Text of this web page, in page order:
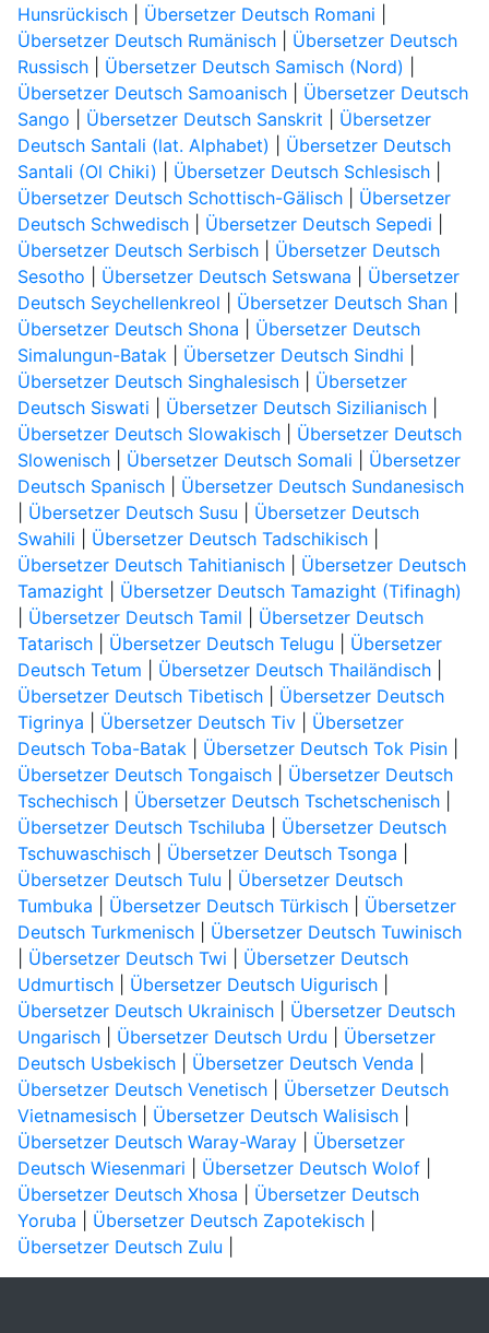
Hunsrückisch| Übersetzer Deutsch Romani
Übersetzer Deutsch Rumänisch| Übersetzer Deutsch
Russisch| Übersetzer Deutsch Samisch (Nord)
Übersetzer Deutsch Samoanisch| Übersetzer Deutsch
Sango
Übersetzer Deutsch Sanskrit
Übersetzer
Deutsch Santali (lat. Alphabet)
Übersetzer Deutsch
Santali (Ol Chiki)
Übersetzer Deutsch Schlesisch|
Übersetzer Deutsch Schottisch-Gälisch| Übersetzer
Deutsch Schwedisch| Übersetzer Deutsch Sepedi
Übersetzer Deutsch Serbisch| Übersetzer Deutsch
Sesotho
Übersetzer Deutsch Setswana
Übersetzer
Deutsch Seychellenkreol
Übersetzer Deutsch Shan|
Übersetzer Deutsch Shona
Übersetzer Deutsch
Simalungun-Batak| Übersetzer Deutsch Sindhi
Übersetzer Deutsch Singhalesisch| Übersetzer
Deutsch Siswati
Übersetzer Deutsch Sizilianisch|
Übersetzer Deutsch Slowakisch| Übersetzer Deutsch
Slowenisch| Übersetzer Deutsch Somali
Übersetzer
Deutsch Spanisch| Übersetzer Deutsch Sundanesisch
Übersetzer Deutsch Susu
Übersetzer Deutsch
Swahili
Übersetzer Deutsch Tadschikisch|
Übersetzer Deutsch Tahitianisch| Übersetzer Deutsch
Tamazight
Übersetzer Deutsch Tamazight (Tifinagh)
Übersetzer Deutsch Tamil
Übersetzer Deutsch
Tatarisch| Übersetzer Deutsch Telugu
Übersetzer
Deutsch Tetum
Übersetzer Deutsch Thailändisch|
Übersetzer Deutsch Tibetisch| Übersetzer Deutsch
Tigrinya
Übersetzer Deutsch Tiv| Übersetzer
Deutsch Toba-Batak| Übersetzer Deutsch Tok Pisin|
Übersetzer Deutsch Tongaisch| Übersetzer Deutsch
Tschechisch| Übersetzer Deutsch Tschetschenisch|
Übersetzer Deutsch Tschiluba
Übersetzer Deutsch
Tschuwaschisch| Übersetzer Deutsch Tsonga
Übersetzer Deutsch Tulu
Übersetzer Deutsch
Tumbuka
Übersetzer Deutsch Türkisch| Übersetzer
Deutsch Turkmenisch| Übersetzer Deutsch Tuwinisch
Übersetzer Deutsch Twi
Übersetzer Deutsch
Udmurtisch| Übersetzer Deutsch Uigurisch|
Übersetzer Deutsch Ukrainisch| Übersetzer Deutsch
Ungarisch| Übersetzer Deutsch Urdu
Übersetzer
Deutsch Usbekisch| Übersetzer Deutsch Venda
Übersetzer Deutsch Venetisch| Übersetzer Deutsch
Vietnamesisch| Übersetzer Deutsch Walisisch|
Übersetzer Deutsch Waray-Waray| Übersetzer
Deutsch Wiesenmari
Übersetzer Deutsch Wolof|
Übersetzer Deutsch Xhosa
Übersetzer Deutsch
Yoruba
Übersetzer Deutsch Zapotekisch|
Übersetzer Deutsch Zulu